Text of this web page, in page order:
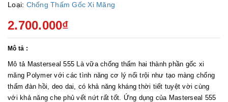
Loại: Chống Thấm Gốc Xi Măng
2.700.000₫
Mô tả :
Mô tả Masterseal 555 Là vữa chống thấm hai thành phần gốc xi
măng Polymer với các tình năng cơ lý nổi trội như tạo màng chống
thấm đàn hồi, deo dai, có khả năng kháng thời tiết tuyệt vời cùng
với khả năng che phủ vết nứt rất tốt. Ứng dụng của Masterseal 555